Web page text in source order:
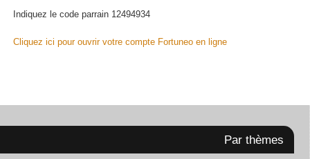
Indiquez le code parrain 12494934
Cliquez ici pour ouvrir votre compte Fortuneo en ligne
Par thèmes